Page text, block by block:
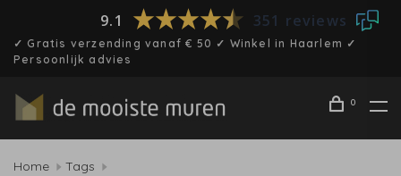
9.1 351 reviews
✓ Gratis verzending vanaf € 50 ✓ Winkel in Haarlem ✓
Persoonlijk advies
0
Home
Tags